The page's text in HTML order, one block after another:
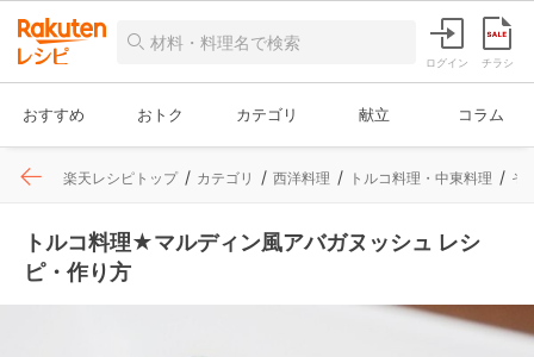
ログイン チラシ
おすすめ おトク カテゴリ 献立 コラム
楽天レシピトップ カテゴリ 西洋料理 トルコ料理・中東料理 そ
トルコ料理★マルディン風アバガヌッシュ レシ
ピ・作り方